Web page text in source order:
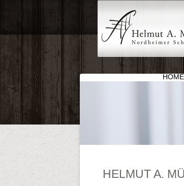
HOME
HELMUT A.